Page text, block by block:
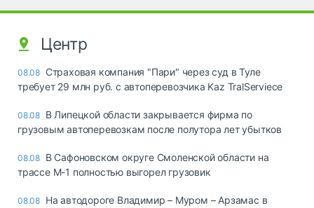
Центр
08.08 Страховая компания "Пари" через суд в Туле
требует 29 млн руб. с автоперевозчика Kaz TralServiece
08.08 В Липецкой области закрывается фирма по
грузовым автоперевозкам после полутора лет убытков
08.08 В Сафоновском округе Смоленской области на
трассе М-1 полностью выгорел грузовик
08.08 На автодороге Владимир – Муром – Арзамас в